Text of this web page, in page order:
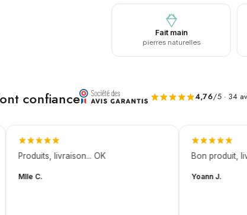
Fait main
pierres naturelles
confiance 4,76/5 · 34
Produits, livraison... OK
Mlle C.
Bon produit,
Yoann J.